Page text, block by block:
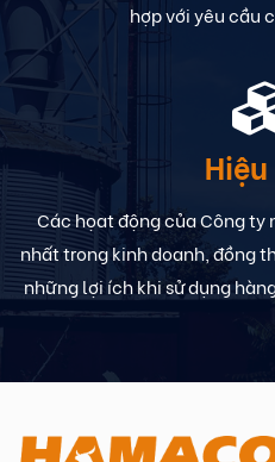
hợp với yêu cầu
Các họat động của Công ty
nhất trong kinh doanh, đồng
những lợi ích khi sử dụng